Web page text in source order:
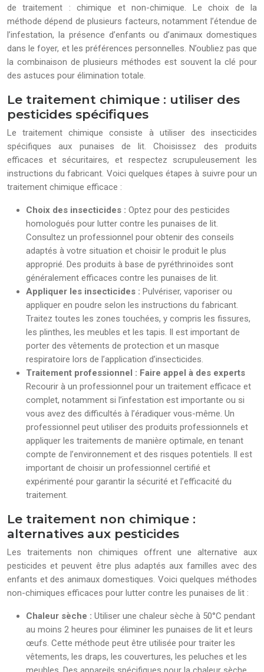
de traitement : chimique et non-chimique. Le choix de la
méthode dépend de plusieurs facteurs, notamment l’étendue de
l’infestation, la présence d’enfants ou d’animaux domestiques
dans le foyer, et les préférences personnelles. N’oubliez pas que
la combinaison de plusieurs méthodes est souvent la clé pour
des astuces pour élimination totale.
Le traitement chimique : utiliser des
pesticides spécifiques
Le traitement chimique consiste à utiliser des insecticides
spécifiques aux punaises de lit. Choisissez des produits
efficaces et sécuritaires, et respectez scrupuleusement les
instructions du fabricant. Voici quelques étapes à suivre pour un
traitement chimique efficace :
Choix des insecticides : Optez pour des pesticides
homologués pour lutter contre les punaises de lit.
Consultez un professionnel pour obtenir des conseils
adaptés à votre situation et choisir le produit le plus
approprié. Des produits à base de pyréthrinoïdes sont
généralement efficaces contre les punaises de lit.
Appliquer les insecticides : Pulvériser, vaporiser ou
appliquer en poudre selon les instructions du fabricant.
Traitez toutes les zones touchées, y compris les fissures,
les plinthes, les meubles et les tapis. Il est important de
porter des vêtements de protection et un masque
respiratoire lors de l’application d’insecticides.
Traitement professionnel : Faire appel à des experts
Recourir à un professionnel pour un traitement efficace et
complet, notamment si l’infestation est importante ou si
vous avez des difficultés à l’éradiquer vous-même. Un
professionnel peut utiliser des produits professionnels et
appliquer les traitements de manière optimale, en tenant
compte de l’environnement et des risques potentiels. Il est
important de choisir un professionnel certifié et
expérimenté pour garantir la sécurité et l’efficacité du
traitement.
Le traitement non chimique :
alternatives aux pesticides
Les traitements non chimiques offrent une alternative aux
pesticides et peuvent être plus adaptés aux familles avec des
enfants et des animaux domestiques. Voici quelques méthodes
non-chimiques efficaces pour lutter contre les punaises de lit :
Chaleur sèche : Utiliser une chaleur sèche à 50°C pendant
au moins 2 heures pour éliminer les punaises de lit et leurs
œufs. Cette méthode peut être utilisée pour traiter les
vêtements, les draps, les couvertures, les peluches et les